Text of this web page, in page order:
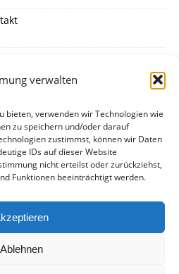
verwalten
bieten, verwenden wir Technologien wie
zu speichern und/oder darauf
zustimmst, können wir Daten
IDs auf dieser Website
nicht erteilst oder zurückziehst,
Funktionen beeinträchtigt werden.
Ablehnen
Björn!